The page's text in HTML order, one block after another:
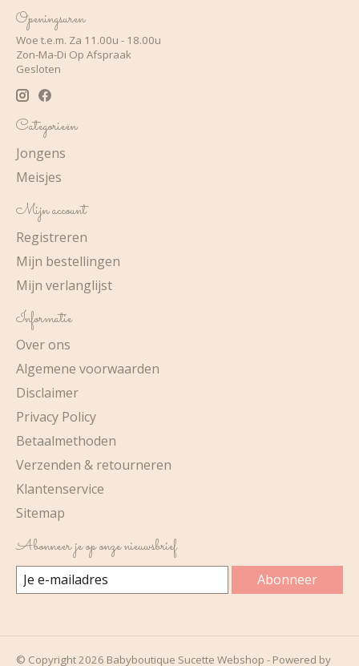
Openingsuren
Woe t.e.m. Za 11.00u - 18.00u
Zon-Ma-Di Op Afspraak
Gesloten
Categorieën
Jongens
Meisjes
Mijn account
Registreren
Mijn bestellingen
Mijn verlanglijst
Informatie
Over ons
Algemene voorwaarden
Disclaimer
Privacy Policy
Betaalmethoden
Verzenden & retourneren
Klantenservice
Sitemap
Abonneer je op onze nieuwsbrief
Abonneer
© Copyright 2026 Babyboutique Sucette Webshop - Powered by